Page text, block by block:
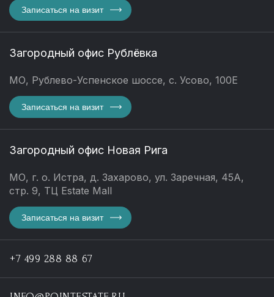
Записаться на визит
Загородный офис Рублёвка
МО, Рублево-Успенское шоссе, с. Усово, 100Е
Записаться на визит
Загородный офис Новая Рига
МО, г. о. Истра, д. Захарово, ул. Заречная, 45А,
стр. 9, ТЦ Estate Mall
Записаться на визит
+7 499 288 88 67